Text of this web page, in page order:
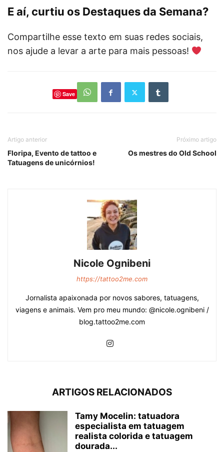
E aí, curtiu os Destaques da Semana?
Compartilhe esse texto em suas redes sociais,
nos ajude a levar a arte para mais pessoas!
Save
Artigo anterior
Floripa, Evento de tattoo e
Tatuagens de unicórnios!
Próximo artigo
Os mestres do Old School
Nicole Ognibeni
https://tattoo2me.com
Jornalista apaixonada por novos sabores, tatuagens,
viagens e animais. Vem pro meu mundo: @nicole.ognibeni /
blog.tattoo2me.com
ARTIGOS RELACIONADOS
Tamy Mocelin: tatuadora
especialista em tatuagem
realista colorida e tatuagem
dourada...